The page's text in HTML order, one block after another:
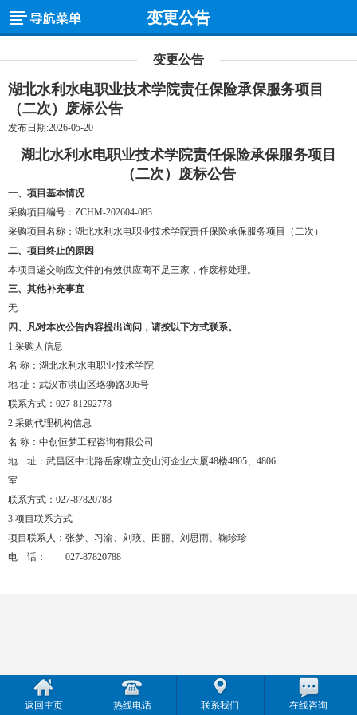
变更公告
变更公告
湖北水利水电职业技术学院责任保险承保服务项目
（二次）废标公告
发布日期:2026-05-20
湖北水利水电职业技术学院责任保险承保服务项目
（二次）废标公告
一、项目基本情况
采购项目编号： ZCHM-202604-083
采购项目名称：湖北水利水电职业技术学院责任保险承保服务项目（二次）
二、项目终止的原因
本项目递交响应文件的有效供应商不足三家，作废标处理。
三、其他补充事宜
无
四、凡对本次公告内容提出询问，请按以下方式联系。
1.采购人信息
名 称：湖北水利水电职业技术学院
地 址：武汉市洪山区珞狮路306号
联系方式： 027-81292778
2.采购代理机构信息
名 称：中创恒梦工程咨询有限公司
地 址：武昌区中北路岳家嘴立交山河企业大厦48楼4805、4806
室
联系方式： 027-87820788
3.项目联系方式
项目联系人：张梦、习渝、刘瑛、田丽、刘思雨、鞠珍珍
电 话： 027-87820788
返回主页 热线电话 联系我们 在线咨询